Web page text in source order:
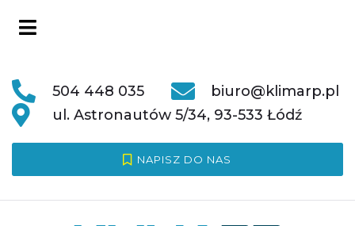
504 448 035
biuro@klimarp.pl
ul. Astronautów 5/34, 93-533 Łódź
NAPISZ DO NAS